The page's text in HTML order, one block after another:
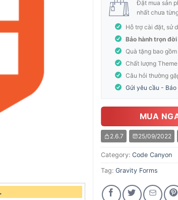
Đặt mua sản
nhất chưa
Hỗ trợ cài đặt, sử
Bảo hành trọn đời
Quà tặng bao
Chất lượng
Câu hỏi thường
Gửi yêu cầu - Báo
MUA
2.6.7 25/09/2022
Category: Code Canyon
Tag: Gravity Forms